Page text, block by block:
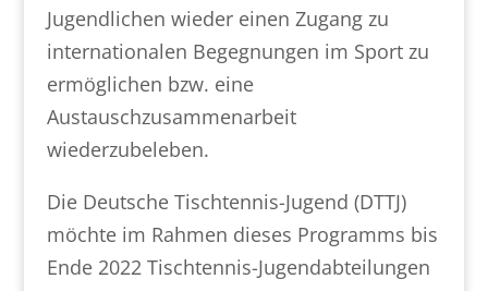
Jugendlichen wieder einen Zugang zu
internationalen Begegnungen im Sport zu
ermöglichen bzw. eine
Austauschzusammenarbeit
wiederzubeleben.
Die Deutsche Tischtennis-Jugend (DTTJ)
möchte im Rahmen dieses Programms bis
Ende 2022 Tischtennis-Jugendabteilungen